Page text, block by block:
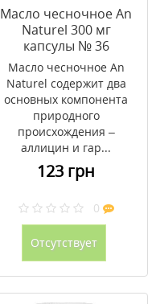
Масло чесночное An
Naturel 300 мг
капсулы № 36
Масло чесночное An
Naturel содержит два
основных компонента
природного
происхождения –
аллицин и гар...
123 грн
0
Отсутствует